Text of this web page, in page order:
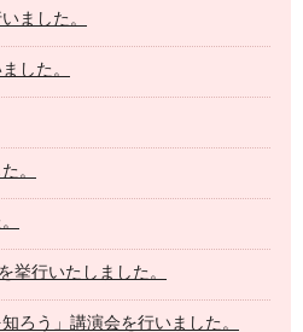
ました。
した。
。
挙行いたしました。
ろう」講演会を行いました。